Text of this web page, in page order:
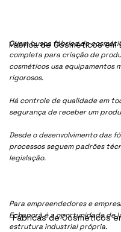
Quem busca fábrica de
completa para criação de
cosméticos usa equipamentos
rigorosos.
Há controle de qualidade em
segurança de receber um
Desde o desenvolvimento das
processos seguem padrões
legislação.
Para empreendedores e
Echaporã é a oportunidade de
estrutura industrial própria.
Fábrica de Cosméticos em
Fábricas de Cosméticos